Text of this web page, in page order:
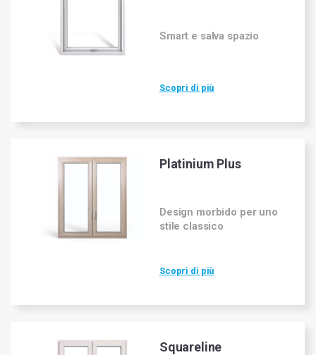
Smart e salva spazio
Scopri di più
Platinium Plus
Design morbido per uno
stile classico
Scopri di più
Squareline